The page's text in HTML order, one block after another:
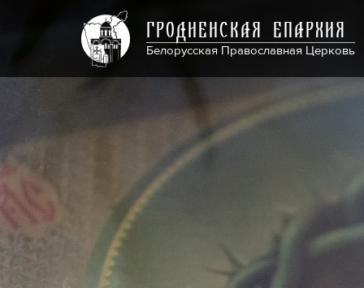
ГРОДНЕНСКАЯ ЕПАРХИЯ
Белорусская Православная Церковь